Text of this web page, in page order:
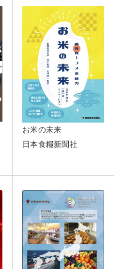
お米の未来
日本食糧新聞社